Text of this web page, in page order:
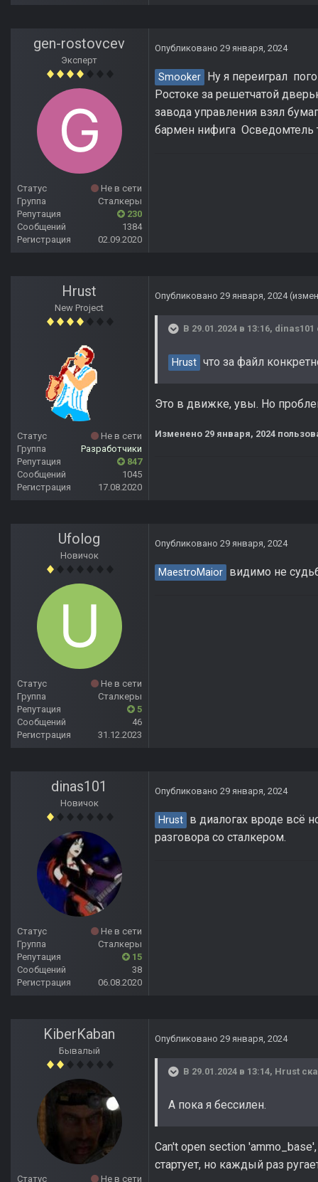
gen-rostovcev
Эксперт
Статус
Не в сети
Группа
Сталкеры
Репутация
230
Сообщений
1384
Регистрация
02.09.2020
Опубликовано 29 января, 2024
Smooker
Ну я переиграл
Ростоке за решетчатой
завода управления взял
бармен нифига Осведомтель
Hrust
New Project
Статус
Не в сети
Группа
Разработчики
Репутация
847
Сообщений
1045
Регистрация
17.08.2020
Опубликовано 29 января, 2024
В 29.01.2024 в 13:16, dinas101
Hrust что за файл
Это в движке, увы. Но
Изменено 29 января, 2024
Ufolog
Новичок
Статус
Не в сети
Группа
Сталкеры
Репутация
5
Сообщений
46
Регистрация
31.12.2023
Опубликовано 29 января, 2024
MaestroMaior видимо не
dinas101
Новичок
Статус
Не в сети
Группа
Сталкеры
Репутация
15
Сообщений
38
Регистрация
06.08.2020
Опубликовано 29 января, 2024
Hrust в диалогах вроде всё
разговора со сталкером.
KiberKaban
Бывалый
Статус
Не в сети
Опубликовано 29 января, 2024
В 29.01.2024 в 13:14, Hrust
А пока я бессилен.
Can't open section
стартует, но каждый раз